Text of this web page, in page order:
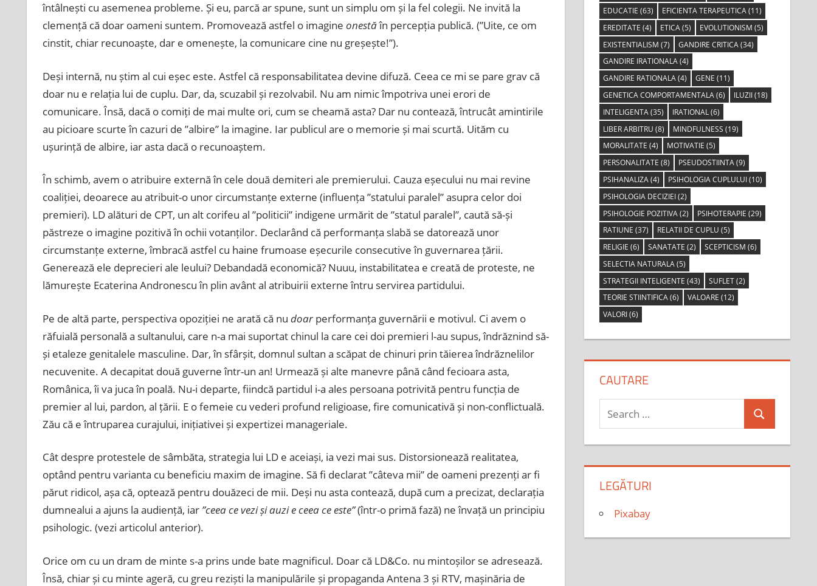
întâlnești cu asemenea probleme. Și eu, parcă ar spune, sunt un simplu om și la fel colegii. Ne invită la
clemență că doar oameni suntem. Promovează astfel o imagine onestăîn percepția publică. (”Uite, ce om
cinstit, chiar recunoaște, dar e omenește, la comunicare cine nu greșește!”).
Deși internă, nu știm al cui eșec este. Astfel că responsabilitatea devine difuză. Ceea ce mi se pare grav că
doar nu e relația lui de cuplu. Dar, da, scuzabil și rezolvabil. Nu am nimic împotriva unei erori de
comunicare. Însă, dacă o comiți de mai multe ori, cum se cheamă asta? Dar nu contează, întrucât amintirile
au picioare scurte în cazuri de ”albire” la imagine. Iar publicul are o memorie și mai scurtă. Uităm cu
ușurință de albire, iar asta dacă o recunoaștem.
În schimb, avem o atribuire externă în cele două demiteri ale premierului. Cauza eșecului nu mai revine
coaliției, deoarece au atribuit-o unor circumstanțe externe (influența ”statului paralel” asupra celor doi
premieri). LD alături de CPT, un alt corifeu al ”politicii” indigene urmărit de ”statul paralel”, caută să-și
păstreze o imagine pozitivă în ochii votanților. Declarând că performanța slabă se datorează unor
circumstanțe externe, îmbracă astfel cu haine frumoase eșecurile consecutive în guvernarea țării.
Generează ele deprecieri ale leului? Debandadă economică? Nuuu, instabilitatea e creată de proteste, ne
lămurește Ecaterina Andronescu în plin avânt al atribuirii externe întru servirea partidului.
Pe de altă parte, perspectiva opoziției ne arată că nu doarperformanța guvernării e motivul. Ci avem o
răfuială personală a sultanului, care n-a mai suportat chinul la care cei doi premieri l-au supus, îndrăznind să-
și etaleze genitalele masculine. Dar, în sfârșit, domnul sultan a scăpat de chinuri prin tăierea îndrăznelilor
necuvenite. A decapitat două guverne într-un an! Urmează și alte manevre până când fecioara asta,
Românica, îi va juca în poală. Nu-i departe, fiindcă partidul i-a ales persoana potrivită pentru funcția de
premier al lui, pardon, al țării. E o femeie cu vederi profund religioase, fire comunicativă și non-conflictuală.
Zău că e întruparea curajului, inițiativei și expertizei manageriale.
Cât despre protestele de sâmbăta, strategia lui LD e aceiași, ia vezi mai sus. Distorsionează realitatea,
optând pentru varianta cu beneficiu maxim de imagine. Să fi declarat ”câteva mii” de oameni prezenți ar fi
părut ridicol, așa că, optează pentru douăzeci de mii. Deși nu asta contează, după cum a precizat, declarația
dumnealui a ajuns la audiență, iar ”ceea ce vezi și auzi e ceea ce este”(într-o primă fază) ne învață un principiu
psihologic. (vezi articolul anterior).
Orice om cu un dram de minte s-a prins unde bate magnificul. Doar că LD&Co. nu mintoșilor se adresează.
Însă, chiar și cu minte ageră, cu greu reziști la manipulările și propaganda Antena 3 și RTV, mașinăria de
EDUCATIE (63) EFICIENTA TERAPEUTICA(11)
EREDITATE (4) ETICA(5) EVOLUTIONISM (5)
EXISTENTIALISM (7) GANDIRE CRITICA(34)
GANDIRE IRATIONALA(4)
GANDIRE RATIONALA(4) GENE (11)
GENETICA COMPORTAMENTALA(6) ILUZII(18)
INTELIGENTA(35) IRATIONAL(6)
LIBER ARBITRU (8) MINDFULNESS (19)
MORALITATE (4) MOTIVATIE (5)
PERSONALITATE (8) PSEUDOSTIINTA(9)
PSIHANALIZA(4) PSIHOLOGIA CUPLULUI(10)
PSIHOLOGIA DECIZIEI(2)
PSIHOLOGIE POZITIVA(2) PSIHOTERAPIE (29)
RATIUNE (37) RELATII DE CUPLU (5)
RELIGIE (6) SANATATE (2) SCEPTICISM (6)
SELECTIA NATURALA(5)
STRATEGII INTELIGENTE (43) SUFLET(2)
TEORIE STIINTIFICA(6) VALOARE (12)
VALORI(6)
CAUTARE
Search
for:
Search
LEGĂTURI
Pixabay